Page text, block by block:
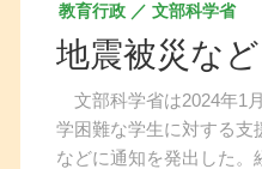
地震被災な
文部科学省は2024年1
学困難な学生に対する支
などに通知を発出した。
教育行政 文部科学省